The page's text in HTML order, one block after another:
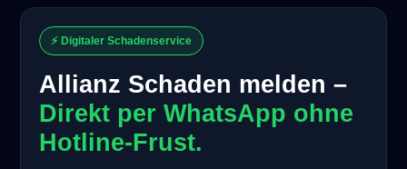
⚡ Digitaler Schadenservice
Allianz Schaden melden –
Direkt per WhatsApp ohne
Hotline-Frust.